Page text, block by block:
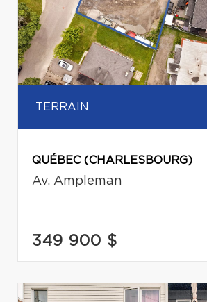
TERRAIN
QUÉBEC (CHARLESBOURG)
Av. Ampleman
349 900 $